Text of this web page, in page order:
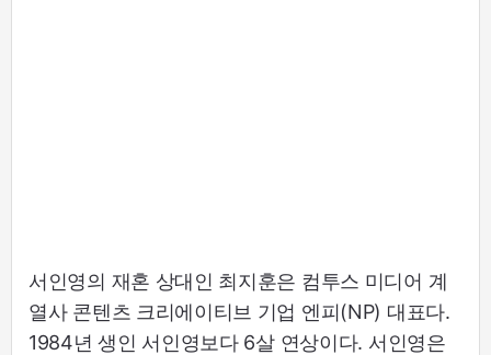
서인영의 재혼 상대인 최지훈은 컴투스 미디어 계
열사 콘텐츠 크리에이티브 기업 엔피(NP) 대표다.
1984년 생인 서인영보다 6살 연상이다. 서인영은